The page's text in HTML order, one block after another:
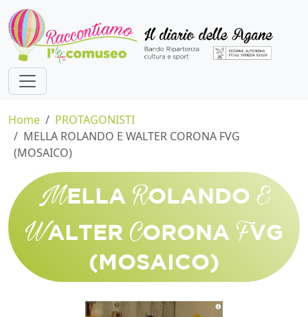
Home
PROTAGONISTI
MELLA ROLANDO E WALTER CORONA FVG
(MOSAICO)
MELLA ROLANDO E
WALTER CORONA FVG
(MOSAICO)